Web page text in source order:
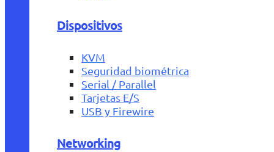
Dispositivos
KVM
Seguridad biométrica
Serial / Parallel
Tarjetas E/S
USB y Firewire
Networking